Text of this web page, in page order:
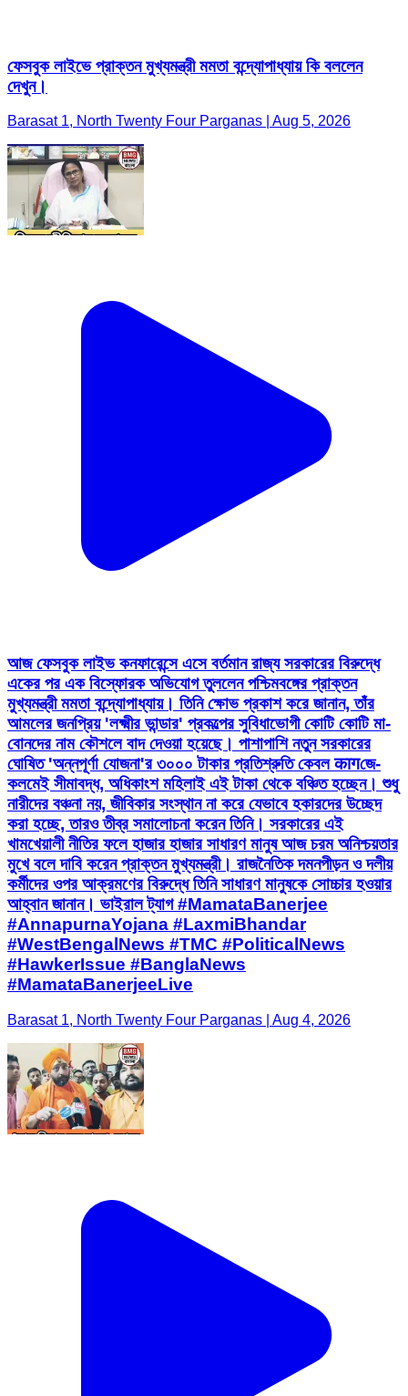
ফেসবুক লাইভে প্রাক্তন মুখ্যমন্ত্রী মমতা বন্দ্যোপাধ্যায় কি বললেন
দেখুন।
Barasat 1, North Twenty Four Parganas | Aug 5, 2026
আজ ফেসবুক লাইভ কনফারেন্সে এসে বর্তমান রাজ্য সরকারের বিরুদ্ধে
একের পর এক বিস্ফোরক অভিযোগ তুললেন পশ্চিমবঙ্গের প্রাক্তন
মুখ্যমন্ত্রী মমতা বন্দ্যোপাধ্যায়। তিনি ক্ষোভ প্রকাশ করে জানান, তাঁর
আমলের জনপ্রিয় 'লক্ষ্মীর ভান্ডার' প্রকল্পের সুবিধাভোগী কোটি কোটি মা-
বোনদের নাম কৌশলে বাদ দেওয়া হয়েছে। পাশাপাশি নতুন সরকারের
ঘোষিত 'অন্নপূর্ণা যোজনা'র ৩০০০ টাকার প্রতিশ্রুতি কেবল कागজে-
কলমেই সীমাবদ্ধ, অধিকাংশ মহিলাই এই টাকা থেকে বঞ্চিত হচ্ছেন। শুধু
নারীদের বঞ্চনা নয়, জীবিকার সংস্থান না করে যেভাবে হকারদের উচ্ছেদ
করা হচ্ছে, তারও তীব্র সমালোচনা করেন তিনি। সরকারের এই
খামখেয়ালী নীতির ফলে হাজার হাজার সাধারণ মানুষ আজ চরম অনিশ্চয়তার
মুখে বলে দাবি করেন প্রাক্তন মুখ্যমন্ত্রী। রাজনৈতিক দমনপীড়ন ও দলীয়
কর্মীদের ওপর আক্রমণের বিরুদ্ধে তিনি সাধারণ মানুষকে সোচ্চার হওয়ার
আহ্বান জানান। ভাইরাল ট্যাগ #MamataBanerjee
#AnnapurnaYojana #LaxmiBhandar
#WestBengalNews #TMC #PoliticalNews
#HawkerIssue #BanglaNews
#MamataBanerjeeLive
Barasat 1, North Twenty Four Parganas | Aug 4, 2026